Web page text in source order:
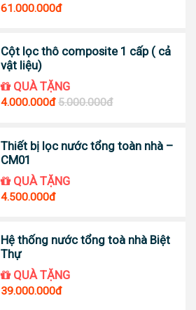
61.000.000đ
Cột lọc thô composite 1 cấp ( cả
vật liệu)
QUÀ TẶNG
4.000.000đ 5.000.000đ
Thiết bị lọc nước tổng toàn nhà –
CM01
QUÀ TẶNG
4.500.000đ
Hệ thống nước tổng toà nhà Biệt
Thự
QUÀ TẶNG
39.000.000đ